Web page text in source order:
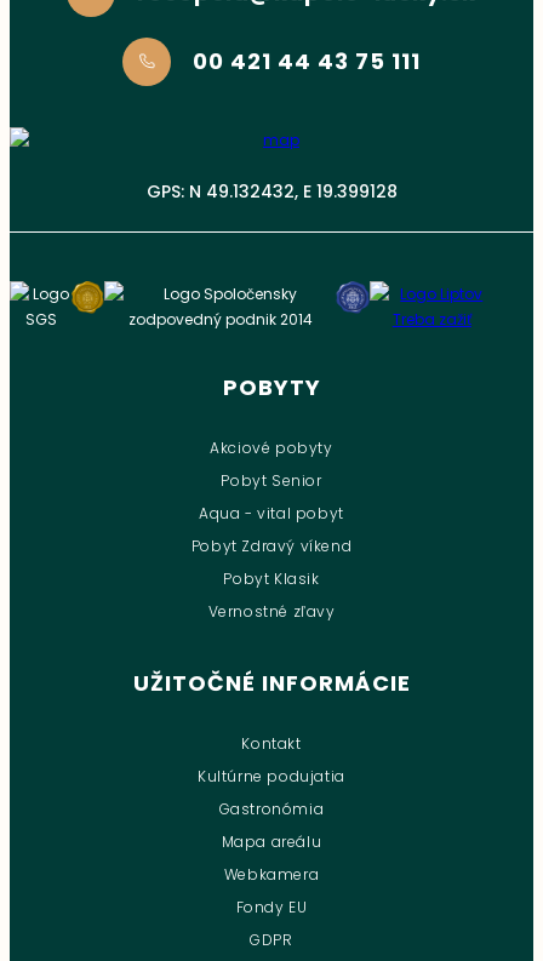
00 421 44 43 75 111
GPS: N 49.132432, E 19.399128
POBYTY
Akciové pobyty
Pobyt Senior
Aqua - vital pobyt
Pobyt Zdravý víkend
Pobyt Klasik
Vernostné zľavy
UŽITOČNÉ INFORMÁCIE
Kontakt
Kultúrne podujatia
Gastronómia
Mapa areálu
Webkamera
Fondy EU
GDPR